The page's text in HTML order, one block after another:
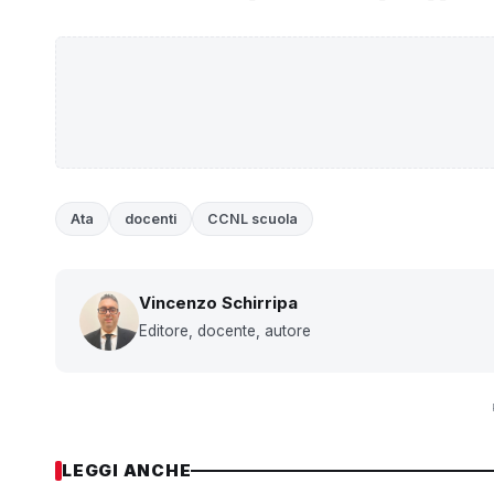
Ata docenti CCNL scuola
Vincenzo Schirripa
Editore, docente, autore
LEGGI ANCHE